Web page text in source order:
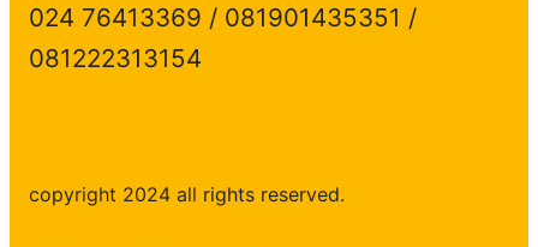
024 76413369 / 081901435351 /
081222313154
copyright 2024 all rights reserved.